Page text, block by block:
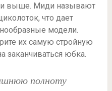
и выше. Миди называют
что дает
модели.
их самую стройную
заканчиваться юбка.
полноту